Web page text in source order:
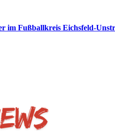
im Fußballkreis Eichsfeld-